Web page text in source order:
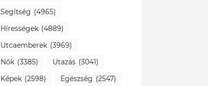
Segítség (4965)
Hírességek (4889)
Utcaemberek (3969)
Nők (3385) Utazás (3041)
Képek (2598) Egészség (2547)